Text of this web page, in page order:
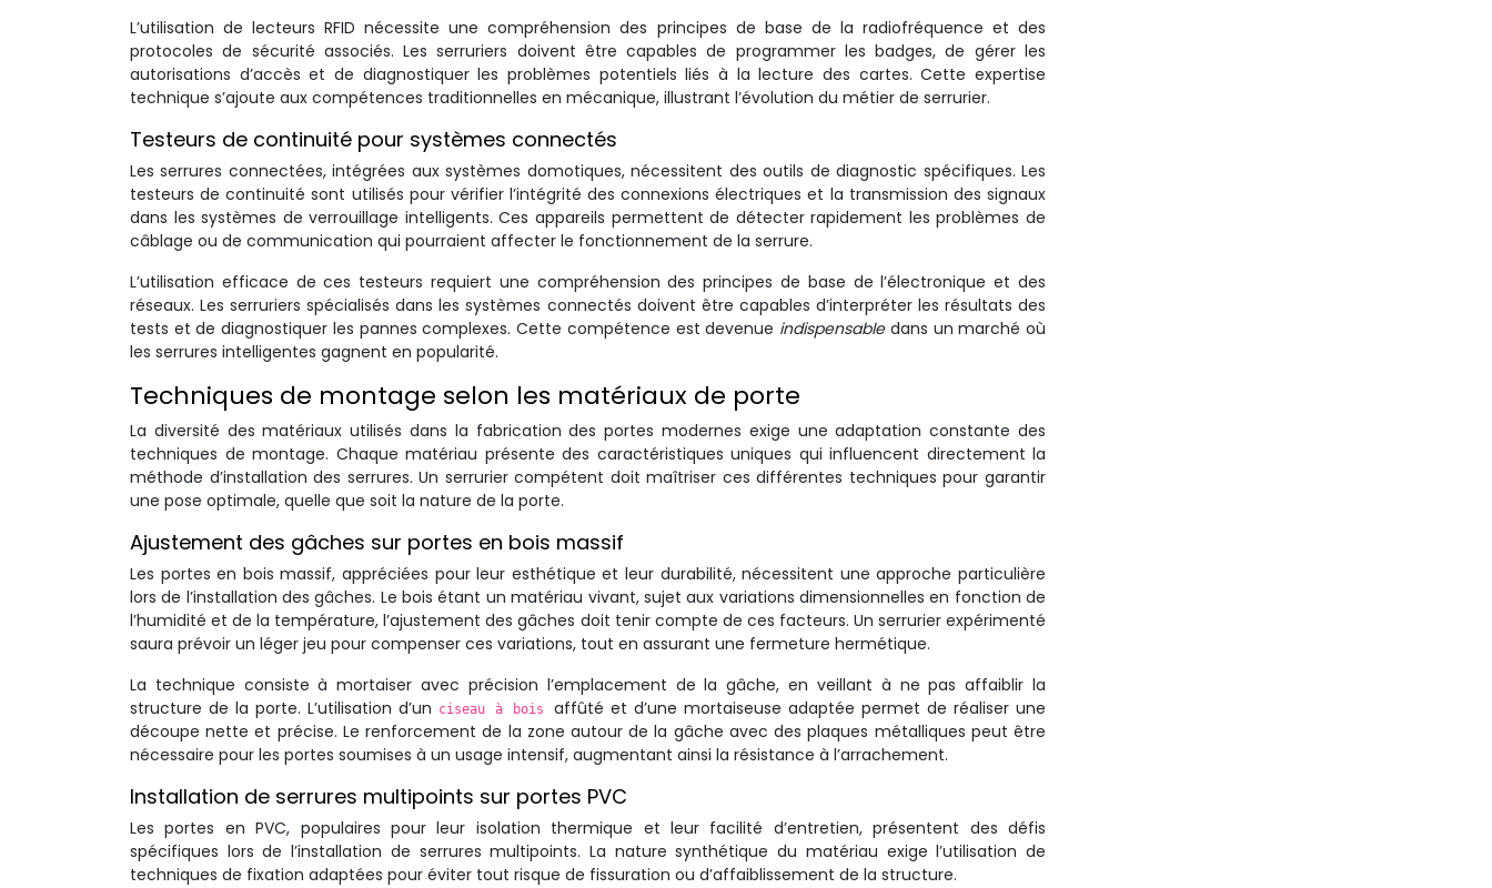
L’utilisation de lecteurs RFID nécessite une compréhension des principes de base de la radiofréquence et des
protocoles de sécurité associés. Les serruriers doivent être capables de programmer les badges, de gérer les
autorisations d’accès et de diagnostiquer les problèmes potentiels liés à la lecture des cartes. Cette expertise
technique s’ajoute aux compétences traditionnelles en mécanique, illustrant l’évolution du métier de serrurier.
Testeurs de continuité pour systèmes connectés
Les serrures connectées, intégrées aux systèmes domotiques, nécessitent des outils de diagnostic spécifiques. Les
testeurs de continuité sont utilisés pour vérifier l’intégrité des connexions électriques et la transmission des signaux
dans les systèmes de verrouillage intelligents. Ces appareils permettent de détecter rapidement les problèmes de
câblage ou de communication qui pourraient affecter le fonctionnement de la serrure.
L’utilisation efficace de ces testeurs requiert une compréhension des principes de base de l’électronique et des
réseaux. Les serruriers spécialisés dans les systèmes connectés doivent être capables d’interpréter les résultats des
tests et de diagnostiquer les pannes complexes. Cette compétence est devenue indispensable dans un marché où
les serrures intelligentes gagnent en popularité.
Techniques de montage selon les matériaux de porte
La diversité des matériaux utilisés dans la fabrication des portes modernes exige une adaptation constante des
techniques de montage. Chaque matériau présente des caractéristiques uniques qui influencent directement la
méthode d’installation des serrures. Un serrurier compétent doit maîtriser ces différentes techniques pour garantir
une pose optimale, quelle que soit la nature de la porte.
Ajustement des gâches sur portes en bois massif
Les portes en bois massif, appréciées pour leur esthétique et leur durabilité, nécessitent une approche particulière
lors de l’installation des gâches. Le bois étant un matériau vivant, sujet aux variations dimensionnelles en fonction de
l’humidité et de la température, l’ajustement des gâches doit tenir compte de ces facteurs. Un serrurier expérimenté
saura prévoir un léger jeu pour compenser ces variations, tout en assurant une fermeture hermétique.
La technique consiste à mortaiser avec précision l’emplacement de la gâche, en veillant à ne pas affaiblir la
structure de la porte. L’utilisation d’un ciseau à bois affûté et d’une mortaiseuse adaptée permet de réaliser une
découpe nette et précise. Le renforcement de la zone autour de la gâche avec des plaques métalliques peut être
nécessaire pour les portes soumises à un usage intensif, augmentant ainsi la résistance à l’arrachement.
Installation de serrures multipoints sur portes PVC
Les portes en PVC, populaires pour leur isolation thermique et leur facilité d’entretien, présentent des défis
spécifiques lors de l’installation de serrures multipoints. La nature synthétique du matériau exige l’utilisation de
techniques de fixation adaptées pour éviter tout risque de fissuration ou d’affaiblissement de la structure.